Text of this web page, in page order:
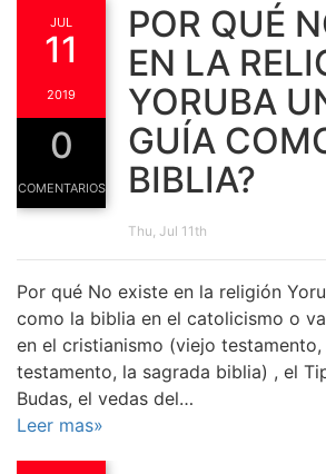
JUL
11
2019
0
COMENTARIOS
POR QUÉ
EN LA
YORUBA
GUÍA
BIBLIA?
Thu, Jul 11th
Por qué No existe en la religión
como la biblia en el catolicismo o
en el cristianismo (viejo testamento,
testamento, la sagrada biblia) , el
Budas, el vedas del…
Leer mas»